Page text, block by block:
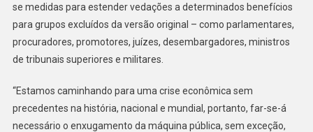
se medidas para estender vedações a determinados benefícios
para grupos excluídos da versão original – como parlamentares,
procuradores, promotores, juízes, desembargadores, ministros
de tribunais superiores e militares.
“Estamos caminhando para uma crise econômica sem
precedentes na história, nacional e mundial, portanto, far-se-á
necessário o enxugamento da máquina pública, sem exceção,